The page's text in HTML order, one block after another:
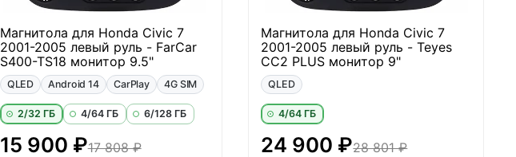
Магнитола для Honda Civic 7
2001-2005 левый руль - FarCar
S400-TS18 монитор 9.5"
QLED Android 14 CarPlay 4G SIM
2/32 ГБ 4/64 ГБ 6/128 ГБ
15 900 ₽17 808 ₽
Магнитола для Honda Civic 7
2001-2005 левый руль - Teyes
CC2 PLUS монитор 9"
QLED
4/64 ГБ
28 801 ₽
24 900 ₽